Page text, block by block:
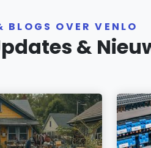
BLOGS OVER VENLO
&